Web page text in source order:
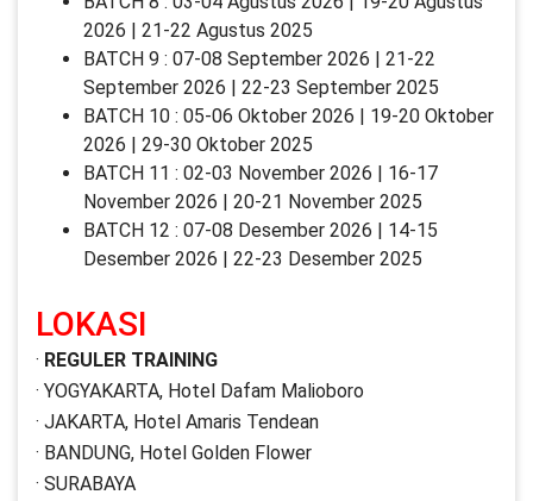
2026 | 21-22 Agustus 2025
BATCH 9 : 07-08 September 2026 | 21-22
September 2026 | 22-23 September 2025
BATCH 10 : 05-06 Oktober 2026 | 19-20 Oktober
2026 | 29-30 Oktober 2025
BATCH 11 : 02-03 November 2026 | 16-17
November 2026 | 20-21 November 2025
BATCH 12 : 07-08 Desember 2026 | 14-15
Desember 2026 | 22-23 Desember 2025
LOKASI
· REGULER TRAINING
· YOGYAKARTA, Hotel Dafam Malioboro
· JAKARTA, Hotel Amaris Tendean
· BANDUNG, Hotel Golden Flower
· SURABAYA